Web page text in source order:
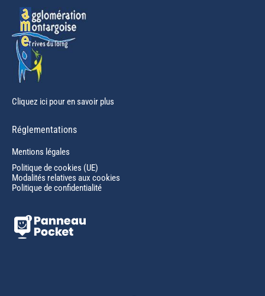
Cliquez ici pour en savoir plus
Réglementations
Mentions légales
Politique de cookies (UE)
Modalités relatives aux cookies
Politique de confidentialité